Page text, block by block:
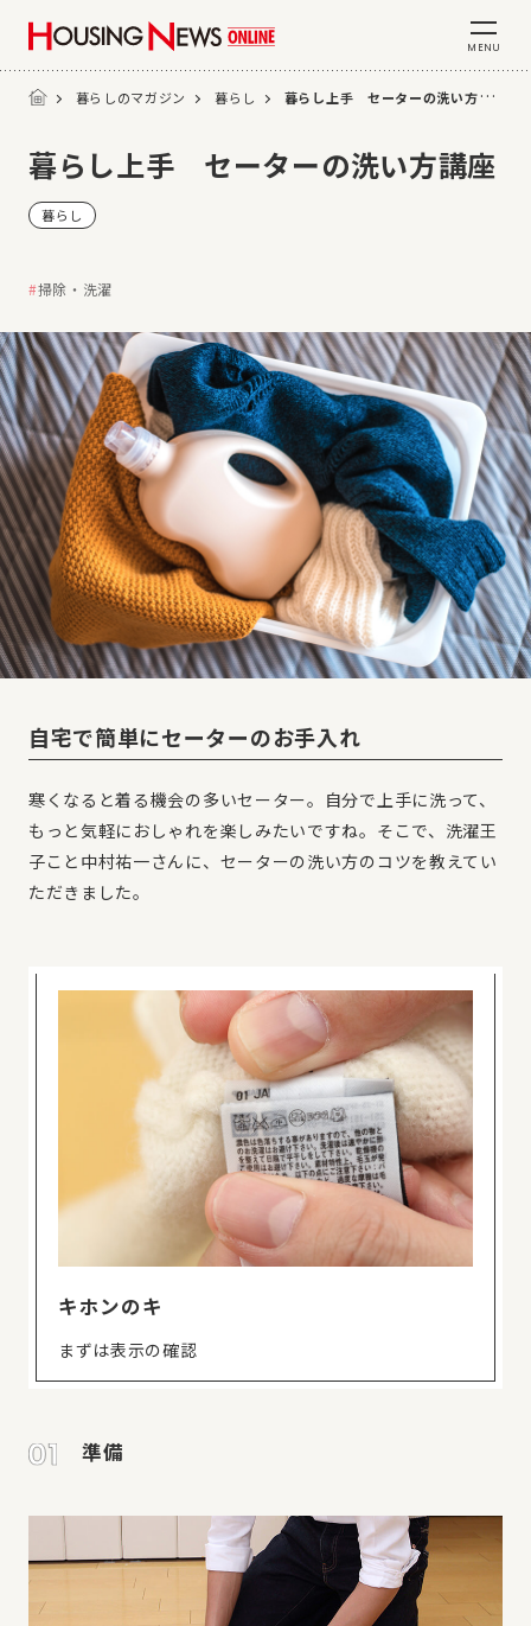
MENU
暮らしのマガジン 暮らし 暮らし上手 セーターの洗い方講座
暮らし上手 セーターの洗い方講座
暮らし
掃除・洗濯
自宅で簡単にセーターのお手入れ
寒くなると着る機会の多いセーター。自分で上手に洗って、
もっと気軽におしゃれを楽しみたいですね。そこで、洗濯王
子こと中村祐一さんに、セーターの洗い方のコツを教えてい
ただきました。
キホンのキ
まずは表示の確認
準備